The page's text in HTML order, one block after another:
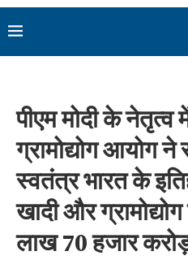
पीएम मोदी के नेतृत्व
ग्रामोद्योग आयोग ने
स्वतंत्र भारत के
खादी और
लाख 70 हजार